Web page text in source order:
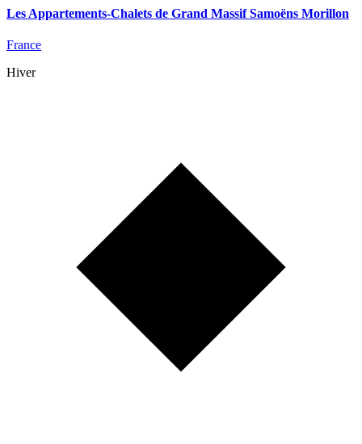
Les Appartements-Chalets de Grand Massif Samoëns Morillon
France
Hiver